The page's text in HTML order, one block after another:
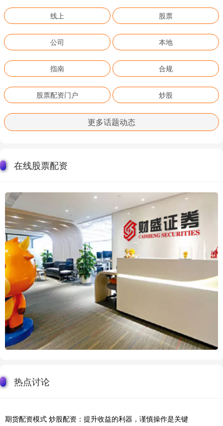
线上 股票
公司 本地
指南 合规
股票配资门户 炒股
更多话题动态
在线股票配资
热点讨论
期货配资模式 炒股配资：提升收益的利器，谨慎操作是关键